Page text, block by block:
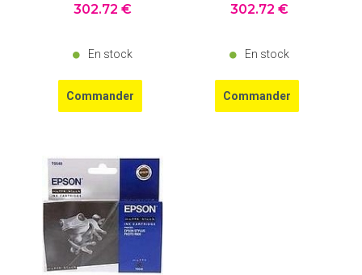
302.72 €
En stock
302.72 €
En stock